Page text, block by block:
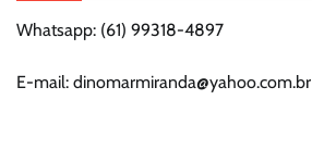
Whatsapp: (61) 99318-4897
E-mail: dinomarmiranda@yahoo.com.br